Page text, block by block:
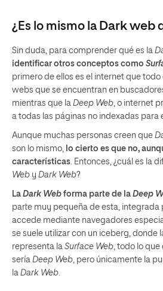
¿Es lo mismo la Dark web
Sin duda, para comprender qué es la
identificar otros conceptos como
primero de ellos es el internet que todo
webs que se encuentran en
mientras que la Deep Web , o internet
a todas las páginas no indexadas para
Aunque muchas personas creen que
son lo mismo,
lo cierto es que no,
características . Entonces, ¿cuál es la
Web y Dark Web?
La Dark Web forma parte de la Deep
parte muy pequeña de esta, integrada
accede mediante navegadores
se suele utilizar con un iceberg, donde
representa la Surface Web , todo lo
sería Deep Web , pero únicamente la
la Dark Web